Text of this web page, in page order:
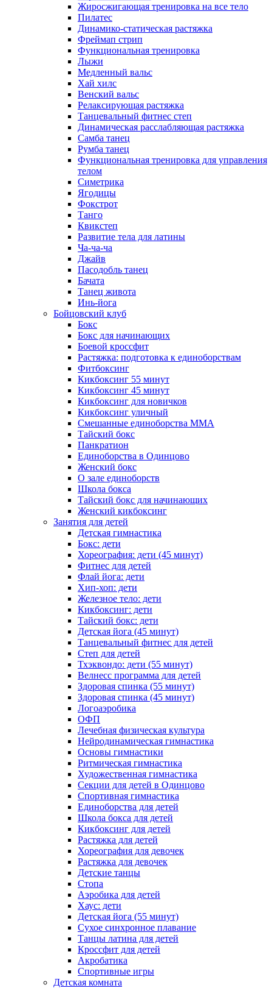
Жиросжигающая тренировка на все тело
Пилатес
Динамико-статическая растяжка
Фреймап стрип
Функциональная тренировка
Лыжи
Медленный вальс
Хай хилс
Венский вальс
Релаксирующая растяжка
Танцевальный фитнес степ
Динамическая расслабляющая растяжка
Самба танец
Румба танец
Функциональная тренировка для управления
телом
Симетрика
Ягодицы
Фокстрот
Танго
Квикстеп
Развитие тела для латины
Ча-ча-ча
Джайв
Пасодобль танец
Бачата
Танец живота
Инь-йога
Бойцовский клуб
Бокс
Бокс для начинающих
Боевой кроссфит
Растяжка: подготовка к единоборствам
Фитбоксинг
Кикбоксинг 55 минут
Кикбоксинг 45 минут
Кикбоксинг для новичков
Кикбоксинг уличный
Смешанные единоборства ММА
Тайский бокс
Панкратион
Единоборства в Одинцово
Женский бокс
О зале единоборств
Школа бокса
Тайский бокс для начинающих
Женский кикбоксинг
Занятия для детей
Детская гимнастика
Бокс: дети
Хореография: дети (45 минут)
Фитнес для детей
Флай йога: дети
Хип-хоп: дети
Железное тело: дети
Кикбоксинг: дети
Тайский бокс: дети
Детская йога (45 минут)
Танцевальный фитнес для детей
Степ для детей
Тхэквондо: дети (55 минут)
Велнесс программа для детей
Здоровая спинка (55 минут)
Здоровая спинка (45 минут)
Логоаэробика
ОФП
Лечебная физическая культура
Нейродинамическая гимнастика
Основы гимнастики
Ритмическая гимнастика
Художественная гимнастика
Секции для детей в Одинцово
Спортивная гимнастика
Единоборства для детей
Школа бокса для детей
Кикбоксинг для детей
Растяжка для детей
Хореография для девочек
Растяжка для девочек
Детские танцы
Стопа
Аэробика для детей
Хаус: дети
Детская йога (55 минут)
Сухое синхронное плавание
Танцы латина для детей
Кроссфит для детей
Акробатика
Спортивные игры
Детская комната